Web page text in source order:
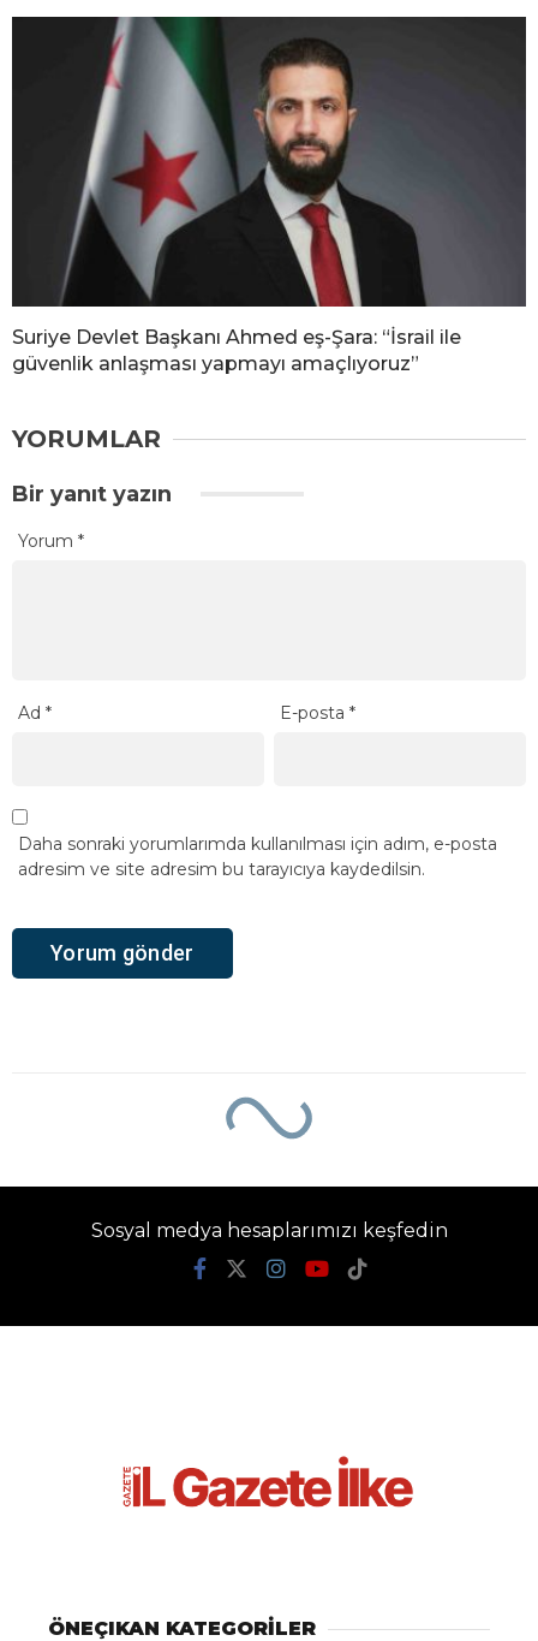
Suriye Devlet Başkanı Ahmed eş-Şara: “İsrail ile
güvenlik anlaşması yapmayı amaçlıyoruz”
YORUMLAR
Bir yanıt yazın
Yorum *
Ad * E-posta*
Daha sonraki yorumlarımda kullanılması için adım, e-posta
adresim ve site adresim bu tarayıcıya kaydedilsin.
Sosyal medya hesaplarımızı keşfedin
ÖNEÇIKAN KATEGORİLER